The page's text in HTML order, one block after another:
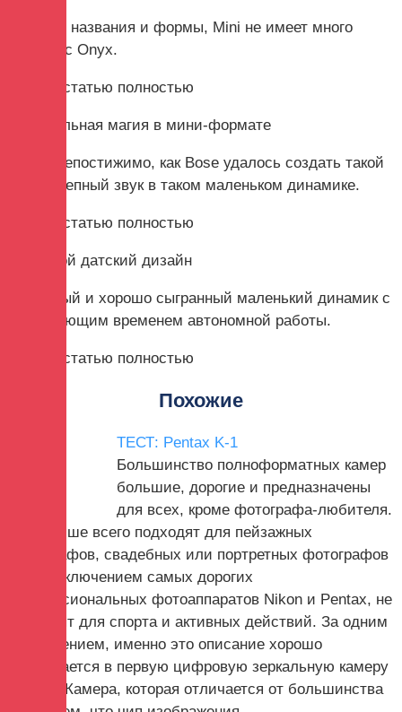
Помимо названия и формы, Mini не имеет много
общего с Onyx.
Читать статью полностью
Музыкальная магия в мини-формате
Почти непостижимо, как Bose удалось создать такой
великолепный звук в таком маленьком динамике.
Читать статью полностью
Громовой датский дизайн
Стильный и хорошо сыгранный маленький динамик с
потрясающим временем автономной работы.
Читать статью полностью
Похожие
ТЕСТ: Pentax K-1
Большинство полноформатных камер
большие, дорогие и предназначены
для всех, кроме фотографа-любителя.
Они лучше всего подходят для пейзажных
фотографов, свадебных или портретных фотографов
и, за исключением самых дорогих
профессиональных фотоаппаратов Nikon и Pentax, не
подходят для спорта и активных действий. За одним
исключением, именно это описание хорошо
вписывается в первую цифровую зеркальную камеру
Pentax. Камера, которая отличается от большинства